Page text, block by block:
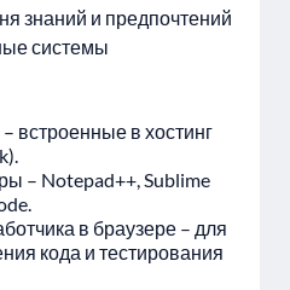
знаний и предпочтений
системы
встроенные в хостинг
– Notepad++, Sublime
в браузере – для
кода и тестирования